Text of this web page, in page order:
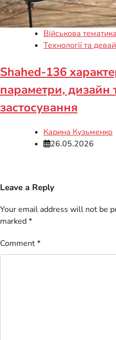
Військова тематика
Технології та
Shahed-136
параметри, дизайн
застосування
Карина Кузьменко
26.05.2026
Leave a Reply
Your email address will not be
marked*
Comment*